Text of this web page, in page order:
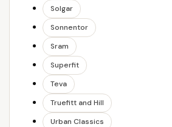
Solgar
Sonnentor
Sram
Superfit
Teva
Truefitt and Hill
Urban Classics